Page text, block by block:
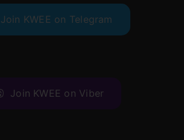
Join KWEE on Telegram
Join KWEE on Viber